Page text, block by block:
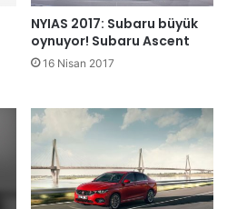
NYIAS 2017: Subaru büyük
oynuyor! Subaru Ascent
16 Nisan 2017